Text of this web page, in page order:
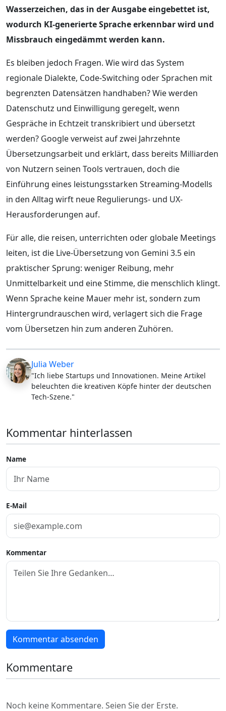
Wasserzeichen, das in der Ausgabe eingebettet ist,
wodurch KI-generierte Sprache erkennbar wird und
Missbrauch eingedämmt werden kann.
Es bleiben jedoch Fragen. Wie wird das System
regionale Dialekte, Code-Switching oder Sprachen mit
begrenzten Datensätzen handhaben? Wie werden
Datenschutz und Einwilligung geregelt, wenn
Gespräche in Echtzeit transkribiert und übersetzt
werden? Google verweist auf zwei Jahrzehnte
Übersetzungsarbeit und erklärt, dass bereits Milliarden
von Nutzern seinen Tools vertrauen, doch die
Einführung eines leistungsstarken Streaming-Modells
in den Alltag wirft neue Regulierungs- und UX-
Herausforderungen auf.
Für alle, die reisen, unterrichten oder globale Meetings
leiten, ist die Live-Übersetzung von Gemini 3.5 ein
praktischer Sprung: weniger Reibung, mehr
Unmittelbarkeit und eine Stimme, die menschlich klingt.
Wenn Sprache keine Mauer mehr ist, sondern zum
Hintergrundrauschen wird, verlagert sich die Frage
vom Übersetzen hin zum anderen Zuhören.
Julia Weber
"Ich liebe Startups und Innovationen. Meine Artikel
beleuchten die kreativen Köpfe hinter der deutschen
Tech-Szene."
Kommentar hinterlassen
Name
E-Mail
Kommentar
Kommentar absenden
Kommentare
Noch keine Kommentare. Seien Sie der Erste.